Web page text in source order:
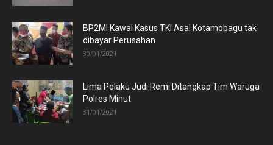
BP2MI Kawal Kasus TKI Asal Kotamobagu tak
dibayar Perusahan
30/01/2021
Lima Pelaku Judi Remi Ditangkap Tim Waruga
Polres Minut
31/01/2021